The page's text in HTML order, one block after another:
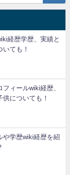
経歴学歴、実績と
ても！
ィールwiki経歴、
についても！
や学歴wiki経歴を紹